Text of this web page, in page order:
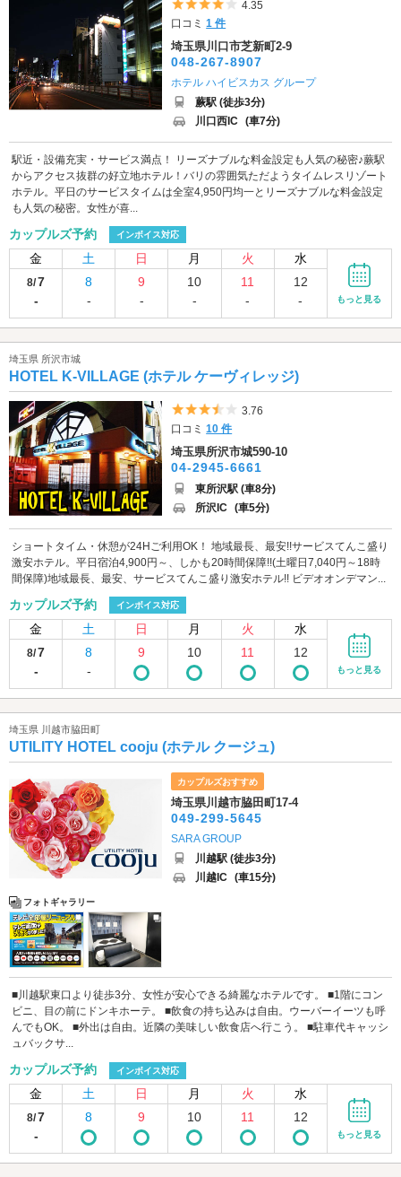
5つ星のうち4
4.35
口コミ1 件
埼玉県川口市芝新町2-9
048-267-8907
ホテル ハイビスカス グループ
蕨駅 (徒歩3分)
川口西IC (車7分)
駅近・設備充実・サービス満点！ リーズナブルな料金設定も人気の秘密♪蕨駅
からアクセス抜群の好立地ホテル！バリの雰囲気ただようタイムレスリゾート
ホテル。平日のサービスタイムは全室4,950円均一とリーズナブルな料金設定
も人気の秘密。女性が喜...
カップルズ予約 インボイス対応
金 土 日 月 火 水
8/7
-
8
-
9
-
10
-
11
-
12
-
もっと見る
埼玉県 所沢市城
HOTEL K-VILLAGE (ホテル ケーヴィレッジ)
5つ星のうち3.5
3.76
口コミ10 件
埼玉県所沢市城590-10
04-2945-6661
東所沢駅 (車8分)
所沢IC (車5分)
ショートタイム・休憩が24Hご利用OK！ 地域最長、最安!!サービスてんこ盛り
激安ホテル。平日宿泊4,900円～、しかも20時間保障!!(土曜日7,040円～18時
間保障)地域最長、最安、サービスてんこ盛り激安ホテル!! ビデオオンデマン...
カップルズ予約 インボイス対応
金 土 日 月 火 水
8/7
-
8
-
9 10 11 12
もっと見る
埼玉県 川越市脇田町
UTILITY HOTEL cooju (ホテル クージュ)
フォトギャラリー
カップルズおすすめ
埼玉県川越市脇田町17-4
049-299-5645
SARA GROUP
川越駅 (徒歩3分)
川越IC (車15分)
■川越駅東口より徒歩3分、女性が安心できる綺麗なホテルです。 ■1階にコン
ビニ、目の前にドンキホーテ。 ■飲食の持ち込みは自由。ウーバーイーツも呼
んでもOK。 ■外出は自由。近隣の美味しい飲食店へ行こう。 ■駐車代キャッシ
ュバックサ...
カップルズ予約 インボイス対応
金 土 日 月 火 水
8/7
-
8 9 10 11 12
もっと見る